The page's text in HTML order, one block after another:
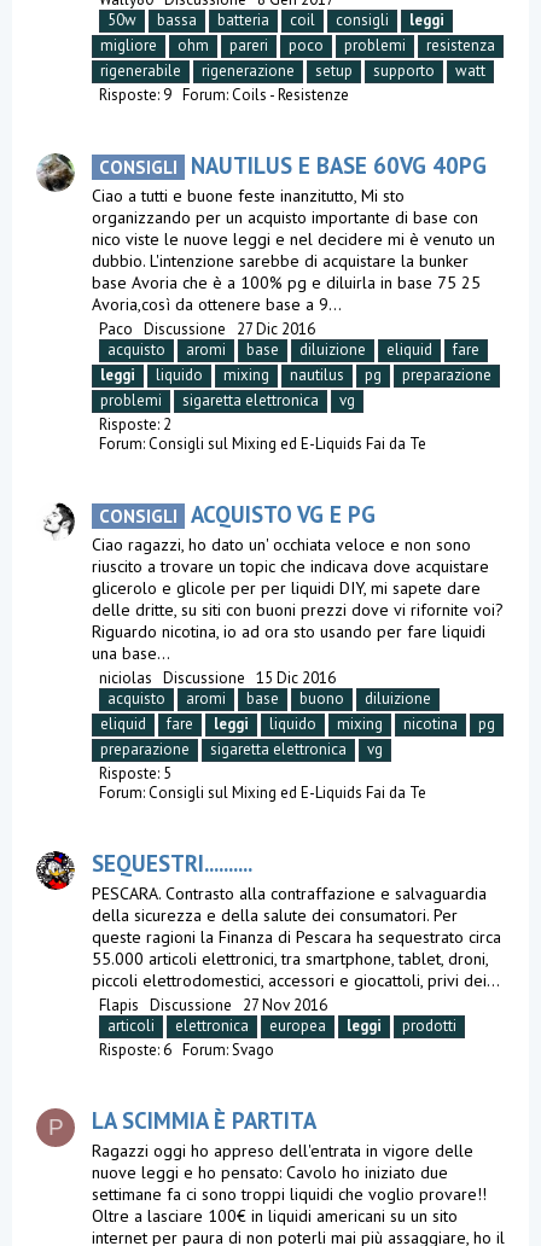
50w
bassa batteria coil consigli
leggi
migliore
ohm pareri poco problemi
resistenza
rigenerabile
rigenerazione setup supporto
watt
Risposte: 9 Forum:Coils - Resistenze
CONSIGLI NAUTILUS E BASE 60VG 40PG
Ciao a tutti e buone feste inanzitutto, Mi sto
organizzando per un acquisto importante di base con
nico viste le nuove leggi e nel decidere mi è venuto un
dubbio. L'intenzione sarebbe di acquistare la bunker
base Avoria che è a 100% pg e diluirla in base 75 25
Avoria,così da ottenere base a 9...
Paco Discussione
27 Dic 2016
acquisto
aromi base diluizione eliquid
fare
leggi
liquido mixing nautilus pg
preparazione
problemi
sigaretta elettronica
vg
Risposte: 2
Forum:Consigli sul Mixing ed E-Liquids Fai da Te
CONSIGLI ACQUISTO VG E PG
Ciao ragazzi, ho dato un' occhiata veloce e non sono
riuscito a trovare un topic che indicava dove acquistare
glicerolo e glicole per per liquidi DIY, mi sapete dare
delle dritte, su siti con buoni prezzi dove vi rifornite voi?
Riguardo nicotina, io ad ora sto usando per fare liquidi
una base...
niciolas Discussione 15 Dic 2016
acquisto
aromi base buono
diluizione
eliquid
fare leggi liquido mixing nicotina
pg
preparazione
sigaretta elettronica
vg
Risposte: 5
Forum:Consigli sul Mixing ed E-Liquids Fai da Te
SEQUESTRI..........
PESCARA. Contrasto alla contraffazione e salvaguardia
della sicurezza e della salute dei consumatori. Per
queste ragioni la Finanza di Pescara ha sequestrato circa
55.000 articoli elettronici, tra smartphone, tablet, droni,
piccoli elettrodomestici, accessori e giocattoli, privi dei...
Flapis Discussione
27 Nov 2016
articoli
elettronica europea leggi
prodotti
Risposte: 6 Forum:Svago
P LA SCIMMIA È PARTITA
Ragazzi oggi ho appreso dell'entrata in vigore delle
nuove leggi e ho pensato: Cavolo ho iniziato due
settimane fa ci sono troppi liquidi che voglio provare!!
Oltre a lasciare 100€ in liquidi americani su un sito
internet per paura di non poterli mai più assaggiare, ho il